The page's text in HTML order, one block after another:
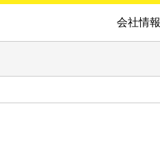
会社情報